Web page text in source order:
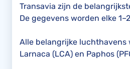
Transavia zijn de
De gegevens worden elke
Alle belangrijke luchthavens
Larnaca (LCA) en Paphos